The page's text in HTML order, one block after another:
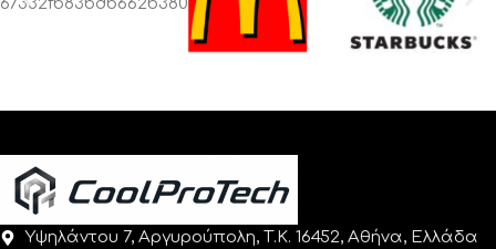
Υψηλάντου 7, Αργυρούπολη, Τ.Κ. 16452, Αθήνα, Ελλάδα